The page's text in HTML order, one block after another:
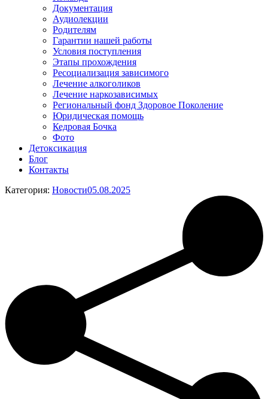
Документация
Аудиолекции
Родителям
Гарантии нашей работы
Условия поступления
Этапы прохождения
Ресоциализация зависимого
Лечение алкоголиков
Лечение наркозависимых
Региональный фонд Здоровое Поколение
Юридическая помощь
Кедровая Бочка
Фото
Детоксикация
Блог
Контакты
Категория: Новости05.08.2025